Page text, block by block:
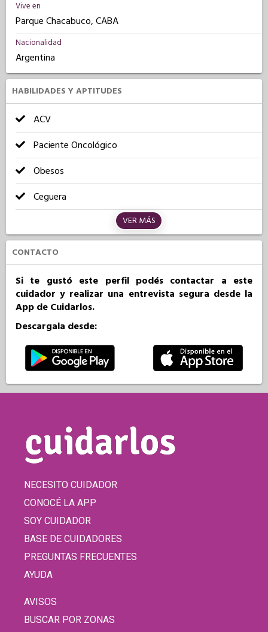
Vive en
Parque Chacabuco, CABA
Nacionalidad
Argentina
HABILIDADES Y APTITUDES
ACV
Paciente Oncológico
Obesos
Ceguera
VER MÁS
CONTACTO
Si te gustó este perfil podés contactar a este
cuidador y realizar una entrevista segura desde la
App de Cuidarlos.
Descargala desde:
NECESITO CUIDADOR
CONOCÉ LA APP
SOY CUIDADOR
BASE DE CUIDADORES
PREGUNTAS FRECUENTES
AYUDA
AVISOS
BUSCAR POR ZONAS